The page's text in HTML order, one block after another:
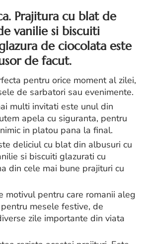
Prajitura cu blat de
vanilie si biscuiti
de ciocolata este
de facut.
pentru orice moment al zilei,
de sarbatori sau evenimente.
multi invitati este unul din
apela cu siguranta, pentru
in platou pana la final.
deliciul cu blat din albusuri cu
si biscuiti glazurati cu
din cele mai bune prajituri cu
motivul pentru care romanii aleg
mesele festive, de
zile importante din viata